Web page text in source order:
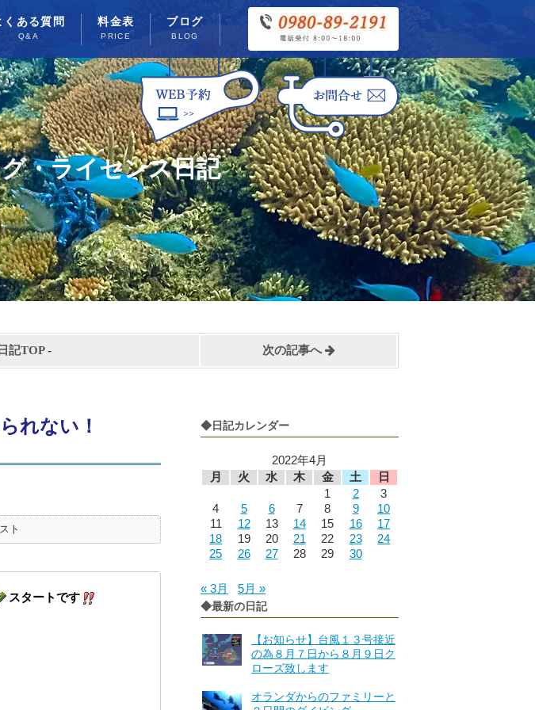
くある質問
Q&A
料金表
PRICE
ブログ
BLOG
・ライセンス日記
記TOP- 次の記事へ
◆日記カレンダー
2022年4月
月
火 水 木 金 土
日
1
2
3
4
5 6 7 8 9
10
11
12 13 14 15 16
17
18
19 20 21 22 23
24
25
26 27 28 29 30
« 3月 5月 »
◆最新の日記
【お知らせ】台風１３号接近
の為８月７日から８月９日ク
ローズ致します
オランダからのファミリーと
れない！
ト
スタートです